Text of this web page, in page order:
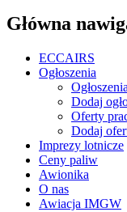
Główna
ECCAIRS
Ogłoszenia
Dodaj
Oferty
Dodaj
Imprezy lotnicze
Ceny paliw
Awionika
O nas
Awiacja IMGW